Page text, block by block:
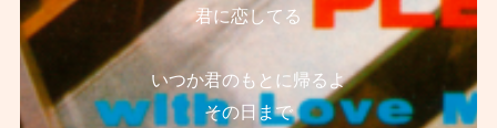
君に恋してる
いつか君のもとに帰るよ
その日まで